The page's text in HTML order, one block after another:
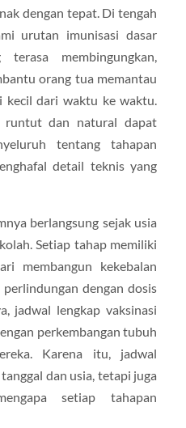
dengan tepat. Di tengah
urutan imunisasi dasar
membingungkan,
orang tua memantau
kecil dari waktu ke waktu.
runtut dan natural dapat
tentang tahapan
detail teknis yang
berlangsung sejak usia
Setiap tahap memiliki
membangun kekebalan
dengan dosis
jadwal lengkap vaksinasi
perkembangan tubuh
Karena itu, jadwal
dan usia, tetapi juga
setiap tahapan